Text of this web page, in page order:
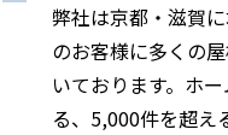
弊社は京都・滋賀
のお客様に多くの
いております。ホ
る、5,000件を超え